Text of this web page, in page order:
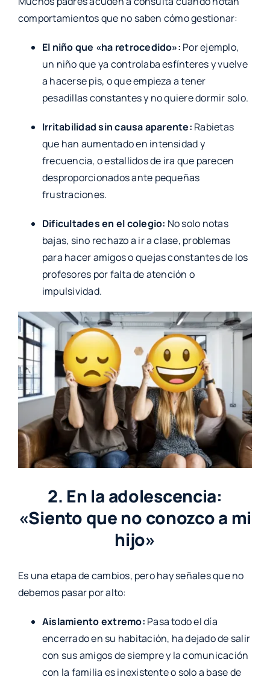
comportamientos que no saben cómo gestionar:
El niño que «ha retrocedido»: Por ejemplo,
un niño que ya controlaba esfínteres y vuelve
a hacerse pis, o que empieza a tener
pesadillas constantes y no quiere dormir solo.
Irritabilidad sin causa aparente: Rabietas
que han aumentado en intensidad y
frecuencia, o estallidos de ira que parecen
desproporcionados ante pequeñas
frustraciones.
Dificultades en el colegio: No solo notas
bajas, sino rechazo a ir a clase, problemas
para hacer amigos o quejas constantes de los
profesores por falta de atención o
impulsividad.
2. En la adolescencia:
«Siento que no conozco a mi
hijo»
Es una etapa de cambios, pero hay señales que no
debemos pasar por alto:
Aislamiento extremo: Pasa todo el día
encerrado en su habitación, ha dejado de salir
con sus amigos de siempre y la comunicación
con la familia es inexistente o solo a base de